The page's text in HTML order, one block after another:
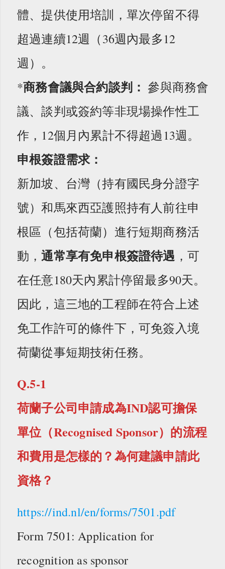
體、提供使用培訓，單次停留不得
超過連續12週（36週內最多12
週）。
*商務會議與合約談判： 參與商務會
議、談判或簽約等非現場操作性工
作，12個月內累計不得超過13週。
申根簽證需求：
新加坡、台灣（持有國民身分證字
號）和馬來西亞護照持有人前往申
根區（包括荷蘭）進行短期商務活
動，通常享有免申根簽證待遇，可
在任意180天內累計停留最多90天。
因此，這三地的工程師在符合上述
免工作許可的條件下，可免簽入境
荷蘭從事短期技術任務。
Q.5-1
荷蘭子公司申請成為IND認可擔保
單位（Recognised Sponsor）的流程
和費用是怎樣的？為何建議申請此
資格？
https://ind.nl/en/forms/7501.pdf
Form 7501: Application for
recognition as sponsor